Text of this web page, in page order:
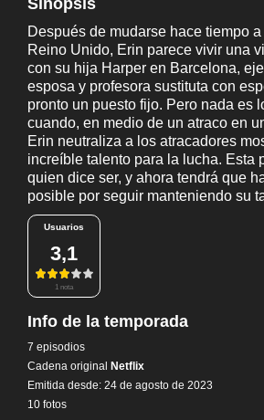
Sinopsis
Después de mudarse hace tiempo
Reino Unido, Erin parece vivir una
con su hija Harper en Barcelona,
esposa y profesora sustituta con
pronto un puesto fijo. Pero nada es
cuando, en medio de un atraco en
Erin neutraliza a los atracadores
increíble talento para la lucha. Esta
quien dice ser, y ahora tendrá que
posible por seguir manteniendo su
Usuarios
3,1
1 nota
Info de la temporada
7 episodios
Cadena original Netflix
Emitida desde: 24 de agosto de 2023
10 fotos